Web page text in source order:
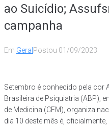
ao Suicídio;
campanha
Em Geral Postou 01/09/2023
Setembro é conhecido pela cor
Brasileira de Psiquiatria (ABP),
de Medicina (CFM), organiza
dia 10 deste mês é,